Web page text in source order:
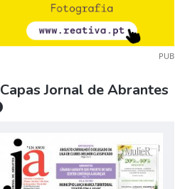
PUB
Capas Jornal de Abrantes